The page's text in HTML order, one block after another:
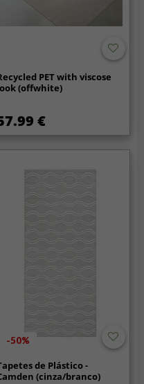
PET with viscose
(offwhite)
€
-50%
de Plástico -
(cinza/branco)